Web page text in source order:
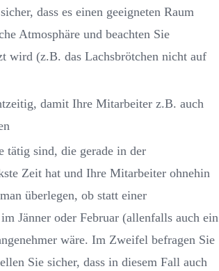
dass es einen geeigneten Raum
Atmosphäre und beachten Sie
wird (z.B. das Lachsbrötchen nicht auf
damit Ihre Mitarbeiter z.B. auch
tätig sind, die gerade in der
Zeit hat und Ihre Mitarbeiter ohnehin
überlegen, ob statt einer
Jänner oder Februar (allenfalls auch ein
wäre. Im Zweifel befragen Sie
Sie sicher, dass in diesem Fall auch